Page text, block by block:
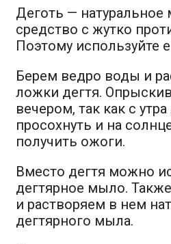
Деготь — натуральное
средство с жутко
Поэтому используйте
Берем ведро воды и
ложки дегтя.
вечером, так как с
просохнуть и на
получить ожоги.
Вместо дегтя можно
дегтярное мыло.
и растворяем в нем
дегтярного мыла.